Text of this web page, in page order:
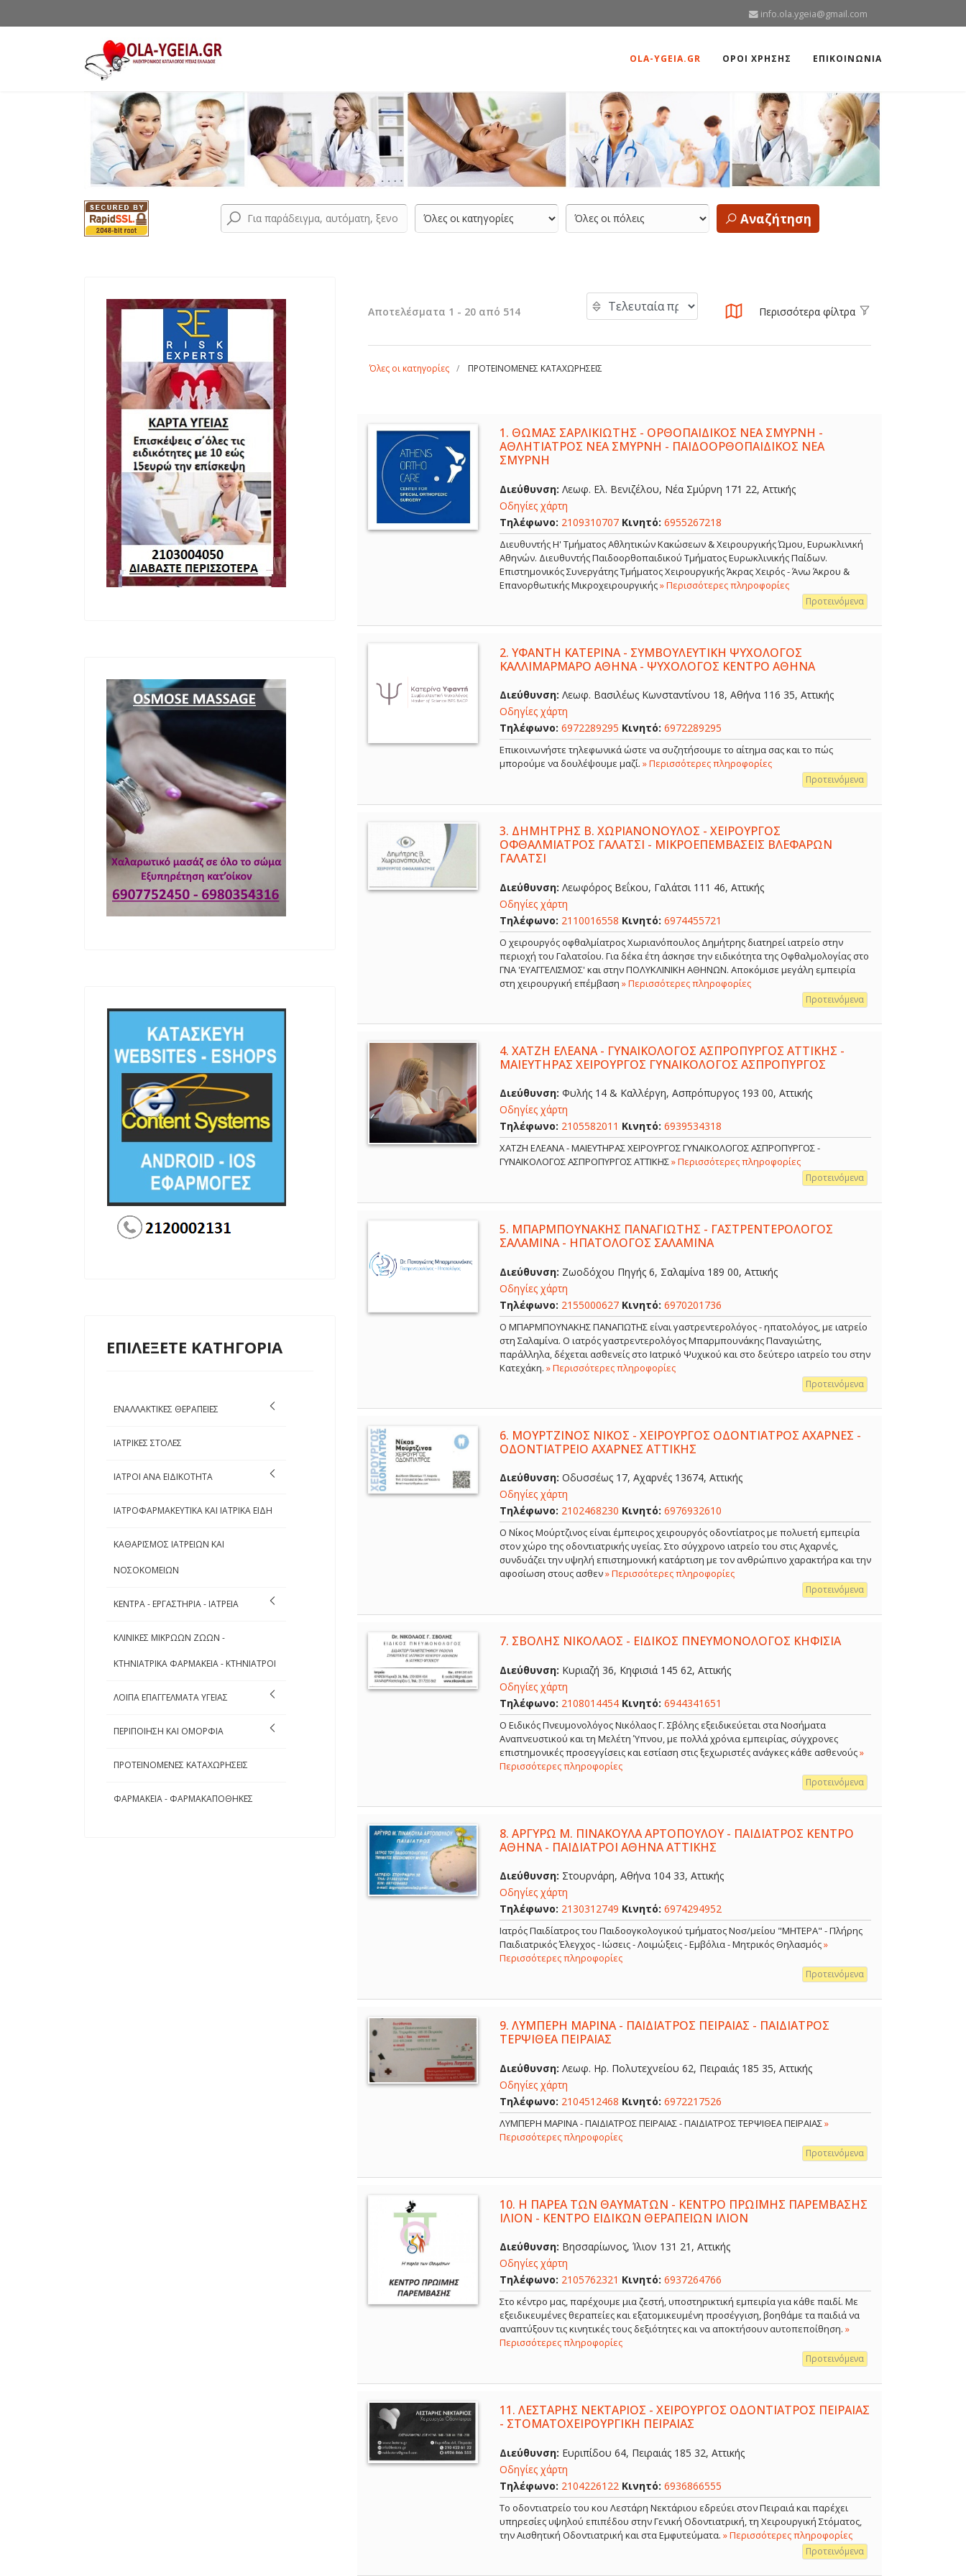
info.ola.ygeia@gmail.com
OLA-YGEIA.GR ΟΡΟΙ ΧΡΗΣΗΣ ΕΠΙΚΟΙΝΩΝΙΑ
Αναζήτηση
ΕΠΙΛΕΞΕΤΕ ΚΑΤΗΓΟΡΙΑ
ΕΝΑΛΛΑΚΤΙΚΕΣ ΘΕΡΑΠΕΙΕΣ
ΙΑΤΡΙΚΕΣ ΣΤΟΛΕΣ
ΙΑΤΡΟΙ ΑΝΑ ΕΙΔΙΚΟΤΗΤΑ
ΙΑΤΡΟΦΑΡΜΑΚΕΥΤΙΚΑ ΚΑΙ ΙΑΤΡΙΚΑ ΕΙΔΗ
ΚΑΘΑΡΙΣΜΟΣ ΙΑΤΡΕΙΩΝ ΚΑΙ
ΝΟΣΟΚΟΜΕΙΩΝ
ΚΕΝΤΡΑ - ΕΡΓΑΣΤΗΡΙΑ - ΙΑΤΡΕΙΑ
ΚΛΙΝΙΚΕΣ ΜΙΚΡΩΩΝ ΖΩΩΝ -
ΚΤΗΝΙΑΤΡΙΚΑ ΦΑΡΜΑΚΕΙΑ - ΚΤΗΝΙΑΤΡΟΙ
ΛΟΙΠΑ ΕΠΑΓΓΕΛΜΑΤΑ ΥΓΕΙΑΣ
ΠΕΡΙΠΟΙΗΣΗ ΚΑΙ ΟΜΟΡΦΙΑ
ΠΡΟΤΕΙΝΟΜΕΝΕΣ ΚΑΤΑΧΩΡΗΣΕΙΣ
ΦΑΡΜΑΚΕΙΑ - ΦΑΡΜΑΚΑΠΟΘΗΚΕΣ
Αποτελέσματα 1 - 20 από 514 Περισσότερα φίλτρα
Όλες οι κατηγορίες ΠΡΟΤΕΙΝΟΜΕΝΕΣ ΚΑΤΑΧΩΡΗΣΕΙΣ
1. ΘΩΜΑΣ ΣΑΡΛΙΚΙΩΤΗΣ - ΟΡΘΟΠΑΙΔΙΚΟΣ ΝΕΑ ΣΜΥΡΝΗ -
ΑΘΛΗΤΙΑΤΡΟΣ ΝΕΑ ΣΜΥΡΝΗ - ΠΑΙΔΟΟΡΘΟΠΑΙΔΙΚΟΣ ΝΕΑ
ΣΜΥΡΝΗ
Διεύθυνση: Λεωφ. Ελ. Βενιζέλου, Νέα Σμύρνη 171 22, Αττικής
Οδηγίες χάρτη
Τηλέφωνο: 2109310707 Κινητό: 6955267218
Διευθυντής Η' Τμήματος Αθλητικών Κακώσεων & Χειρουργικής Ώμου, Ευρωκλινική
Αθηνών. Διευθυντής Παιδοορθοπαιδικού Τμήματος Ευρωκλινικής Παίδων.
Επιστημονικός Συνεργάτης Τμήματος Χειρουργικής Άκρας Χειρός - Άνω Άκρου &
Επανορθωτικής Μικροχειρουργικής» Περισσότερες πληροφορίες
Προτεινόμενα
2. ΥΦΑΝΤΗ ΚΑΤΕΡΙΝΑ - ΣΥΜΒΟΥΛΕΥΤΙΚΗ ΨΥΧΟΛΟΓΟΣ
ΚΑΛΛΙΜΑΡΜΑΡΟ ΑΘΗΝΑ - ΨΥΧΟΛΟΓΟΣ ΚΕΝΤΡΟ ΑΘΗΝΑ
Διεύθυνση: Λεωφ. Βασιλέως Κωνσταντίνου 18, Αθήνα 116 35, Αττικής
Οδηγίες χάρτη
Τηλέφωνο: 6972289295 Κινητό: 6972289295
Επικοινωνήστε τηλεφωνικά ώστε να συζητήσουμε το αίτημα σας και το πώς
μπορούμε να δουλέψουμε μαζί. » Περισσότερες πληροφορίες
Προτεινόμενα
3. ΔΗΜΗΤΡΗΣ Β. ΧΩΡΙΑΝΟΝΟΥΛΟΣ - ΧΕΙΡΟΥΡΓΟΣ
ΟΦΘΑΛΜΙΑΤΡΟΣ ΓΑΛΑΤΣΙ - ΜΙΚΡΟΕΠΕΜΒΑΣΕΙΣ ΒΛΕΦΑΡΩΝ
ΓΑΛΑΤΣΙ
Διεύθυνση: Λεωφόρος Βεΐκου, Γαλάτσι 111 46, Αττικής
Οδηγίες χάρτη
Τηλέφωνο: 2110016558 Κινητό: 6974455721
Ο χειρουργός οφθαλμίατρος Χωριανόπουλος Δημήτρης διατηρεί ιατρείο στην
περιοχή του Γαλατσίου. Για δέκα έτη άσκησε την ειδικότητα της Οφθαλμολογίας στο
ΓΝΑ 'ΕΥΑΓΓΕΛΙΣΜΟΣ' και στην ΠΟΛΥΚΛΙΝΙΚΗ ΑΘΗΝΩΝ. Αποκόμισε μεγάλη εμπειρία
στη χειρουργική επέμβαση » Περισσότερες πληροφορίες
Προτεινόμενα
4. ΧΑΤΖΗ ΕΛΕΑΝΑ - ΓΥΝΑΙΚΟΛΟΓΟΣ ΑΣΠΡΟΠΥΡΓΟΣ ΑΤΤΙΚΗΣ -
ΜΑΙΕΥΤΗΡΑΣ ΧΕΙΡΟΥΡΓΟΣ ΓΥΝΑΙΚΟΛΟΓΟΣ ΑΣΠΡΟΠΥΡΓΟΣ
Διεύθυνση: Φυλής 14 & Καλλέργη, Ασπρόπυργος 193 00, Αττικής
Οδηγίες χάρτη
Τηλέφωνο: 2105582011 Κινητό: 6939534318
ΧΑΤΖΗ ΕΛΕΑΝΑ - ΜΑΙΕΥΤΗΡΑΣ ΧΕΙΡΟΥΡΓΟΣ ΓΥΝΑΙΚΟΛΟΓΟΣ ΑΣΠΡΟΠΥΡΓΟΣ -
ΓΥΝΑΙΚΟΛΟΓΟΣ ΑΣΠΡΟΠΥΡΓΟΣ ΑΤΤΙΚΗΣ» Περισσότερες πληροφορίες
Προτεινόμενα
5. ΜΠΑΡΜΠΟΥΝΑΚΗΣ ΠΑΝΑΓΙΩΤΗΣ - ΓΑΣΤΡΕΝΤΕΡΟΛΟΓΟΣ
ΣΑΛΑΜΙΝΑ - ΗΠΑΤΟΛΟΓΟΣ ΣΑΛΑΜΙΝΑ
Διεύθυνση: Ζωοδόχου Πηγής 6, Σαλαμίνα 189 00, Αττικής
Οδηγίες χάρτη
Τηλέφωνο: 2155000627 Κινητό: 6970201736
Ο ΜΠΑΡΜΠΟΥΝΑΚΗΣ ΠΑΝΑΓΙΩΤΗΣ είναι γαστρεντερολόγος - ηπατολόγος, με ιατρείο
στη Σαλαμίνα. Ο ιατρός γαστρεντερολόγος Μπαρμπουνάκης Παναγιώτης,
παράλληλα, δέχεται ασθενείς στο Ιατρικό Ψυχικού και στο δεύτερο ιατρείο του στην
Κατεχάκη. » Περισσότερες πληροφορίες
Προτεινόμενα
6. ΜΟΥΡΤΖΙΝΟΣ ΝΙΚΟΣ - ΧΕΙΡΟΥΡΓΟΣ ΟΔΟΝΤΙΑΤΡΟΣ ΑΧΑΡΝΕΣ -
ΟΔΟΝΤΙΑΤΡΕΙΟ ΑΧΑΡΝΕΣ ΑΤΤΙΚΗΣ
Διεύθυνση: Οδυσσέως 17, Αχαρνές 13674, Αττικής
Οδηγίες χάρτη
Τηλέφωνο: 2102468230 Κινητό: 6976932610
Ο Νίκος Μούρτζινος είναι έμπειρος χειρουργός οδοντίατρος με πολυετή εμπειρία
στον χώρο της οδοντιατρικής υγείας. Στο σύγχρονο ιατρείο του στις Αχαρνές,
συνδυάζει την υψηλή επιστημονική κατάρτιση με τον ανθρώπινο χαρακτήρα και την
αφοσίωση στους ασθεν» Περισσότερες πληροφορίες
Προτεινόμενα
7. ΣΒΟΛΗΣ ΝΙΚΟΛΑΟΣ - ΕΙΔΙΚΟΣ ΠΝΕΥΜΟΝΟΛΟΓΟΣ ΚΗΦΙΣΙΑ
Διεύθυνση: Κυριαζή 36, Κηφισιά 145 62, Αττικής
Οδηγίες χάρτη
Τηλέφωνο: 2108014454 Κινητό: 6944341651
O Ειδικός Πνευμονολόγος Νικόλαος Γ. Σβόλης εξειδικεύεται στα Νοσήματα
Αναπνευστικού και τη Μελέτη Ύπνου, με πολλά χρόνια εμπειρίας, σύγχρονες
επιστημονικές προσεγγίσεις και εστίαση στις ξεχωριστές ανάγκες κάθε ασθενούς»
Περισσότερες πληροφορίες
Προτεινόμενα
8. ΑΡΓΥΡΩ Μ. ΠΙΝΑΚΟΥΛΑ ΑΡΤΟΠΟΥΛΟΥ - ΠΑΙΔΙΑΤΡΟΣ ΚΕΝΤΡΟ
ΑΘΗΝΑ - ΠΑΙΔΙΑΤΡΟΙ ΑΘΗΝΑ ΑΤΤΙΚΗΣ
Διεύθυνση: Στουρνάρη, Αθήνα 104 33, Αττικής
Οδηγίες χάρτη
Τηλέφωνο: 2130312749 Κινητό: 6974294952
Ιατρός Παιδίατρος του Παιδοογκολογικού τμήματος Νοσ/μείου "ΜΗΤΕΡΑ" - Πλήρης
Παιδιατρικός Έλεγχος - Ιώσεις - Λοιμώξεις - Εμβόλια - Μητρικός Θηλασμός»
Περισσότερες πληροφορίες
Προτεινόμενα
9. ΛΥΜΠΕΡΗ ΜΑΡΙΝΑ - ΠΑΙΔΙΑΤΡΟΣ ΠΕΙΡΑΙΑΣ - ΠΑΙΔΙΑΤΡΟΣ
ΤΕΡΨΙΘΕΑ ΠΕΙΡΑΙΑΣ
Διεύθυνση: Λεωφ. Ηρ. Πολυτεχνείου 62, Πειραιάς 185 35, Αττικής
Οδηγίες χάρτη
Τηλέφωνο: 2104512468 Κινητό: 6972217526
ΛΥΜΠΕΡΗ ΜΑΡΙΝΑ - ΠΑΙΔΙΑΤΡΟΣ ΠΕΙΡΑΙΑΣ - ΠΑΙΔΙΑΤΡΟΣ ΤΕΡΨΙΘΕΑ ΠΕΙΡΑΙΑΣ»
Περισσότερες πληροφορίες
Προτεινόμενα
10. Η ΠΑΡΕΑ ΤΩΝ ΘΑΥΜΑΤΩΝ - ΚΕΝΤΡΟ ΠΡΩΪΜΗΣ ΠΑΡΕΜΒΑΣΗΣ
ΙΛΙΟΝ - ΚΕΝΤΡΟ ΕΙΔΙΚΩΝ ΘΕΡΑΠΕΙΩΝ ΙΛΙΟΝ
Διεύθυνση: Βησσαρίωνος, Ίλιον 131 21, Αττικής
Οδηγίες χάρτη
Τηλέφωνο: 2105762321 Κινητό: 6937264766
Στο κέντρο μας, παρέχουμε μια ζεστή, υποστηρικτική εμπειρία για κάθε παιδί. Με
εξειδικευμένες θεραπείες και εξατομικευμένη προσέγγιση, βοηθάμε τα παιδιά να
αναπτύξουν τις κινητικές τους δεξιότητες και να αποκτήσουν αυτοπεποίθηση. »
Περισσότερες πληροφορίες
Προτεινόμενα
11. ΛΕΣΤΑΡΗΣ ΝΕΚΤΑΡΙΟΣ - ΧΕΙΡΟΥΡΓΟΣ ΟΔΟΝΤΙΑΤΡΟΣ ΠΕΙΡΑΙΑΣ
- ΣΤΟΜΑΤΟΧΕΙΡΟΥΡΓΙΚΗ ΠΕΙΡΑΙΑΣ
Διεύθυνση: Ευριπίδου 64, Πειραιάς 185 32, Αττικής
Οδηγίες χάρτη
Τηλέφωνο: 2104226122 Κινητό: 6936866555
Το οδοντιατρείο του κου Λεστάρη Νεκτάριου εδρεύει στον Πειραιά και παρέχει
υπηρεσίες υψηλού επιπέδου στην Γενική Οδοντιατρική, τη Χειρουργική Στόματος,
την Αισθητική Οδοντιατρική και στα Εμφυτεύματα. » Περισσότερες πληροφορίες
Προτεινόμενα